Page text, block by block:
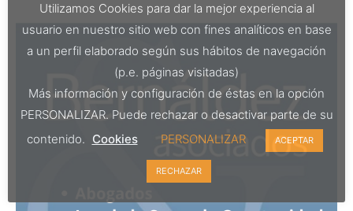
Utilizamos Cookies para dar la mejor experiencia al
usuario en nuestro sitio web con fines analíticos en base
a un perfil elaborado según sus hábitos de navegación
(p.e. páginas visitadas)
Más información y configuración de éstas en la opción
PERSONALIZAR. Puede rechazar o desactivar parte de su
contenido. Cookies PERSONALIZAR ACEPTAR
RECHAZAR